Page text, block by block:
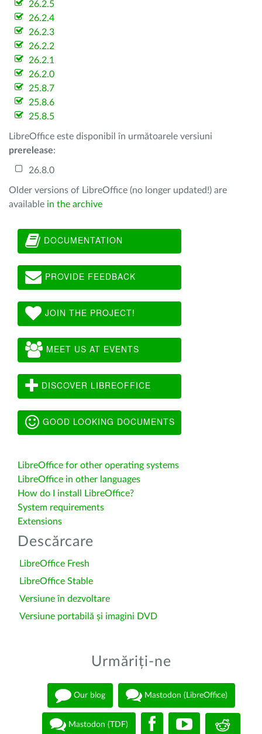
26.2.5
26.2.4
26.2.3
26.2.2
26.2.1
26.2.0
25.8.7
25.8.6
25.8.5
LibreOffice este disponibil în următoarele versiuni
prerelease:
26.8.0
Older versions of LibreOffice (no longer updated!) are
available in the archive
DOCUMENTATION
PROVIDE FEEDBACK
JOIN THE PROJECT!
MEET US AT EVENTS
DISCOVER LIBREOFFICE
GOOD LOOKING DOCUMENTS
LibreOffice for other operating systems
LibreOffice in other languages
How do I install LibreOffice?
System requirements
Extensions
Descărcare
LibreOffice Fresh
LibreOffice Stable
Versiune în dezvoltare
Versiune portabilă și imagini DVD
Urmăriți-ne
Our blog Mastodon (LibreOffice)
Mastodon (TDF)